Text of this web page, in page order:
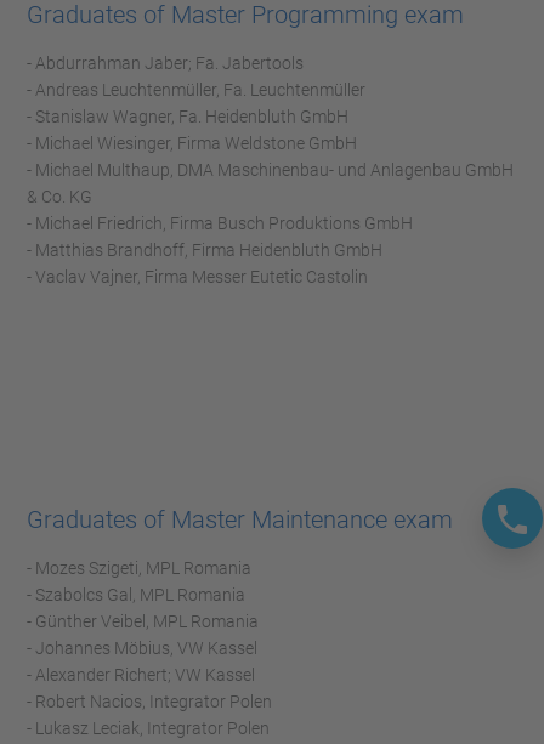
Graduates of Master Programming exam
- Abdurrahman Jaber; Fa. Jabertools
- Andreas Leuchtenmüller, Fa. Leuchtenmüller
- Stanislaw Wagner, Fa. Heidenbluth GmbH
- Michael Wiesinger, Firma Weldstone GmbH
- Michael Multhaup, DMA Maschinenbau- und Anlagenbau GmbH
& Co. KG
- Michael Friedrich, Firma Busch Produktions GmbH
- Matthias Brandhoff, Firma Heidenbluth GmbH
- Vaclav Vajner, Firma Messer Eutetic Castolin
Graduates of Master Maintenance exam
- Mozes Szigeti, MPL Romania
- Szabolcs Gal, MPL Romania
- Günther Veibel, MPL Romania
- Johannes Möbius, VW Kassel
- Alexander Richert; VW Kassel
- Robert Nacios, Integrator Polen
- Lukasz Leciak, Integrator Polen